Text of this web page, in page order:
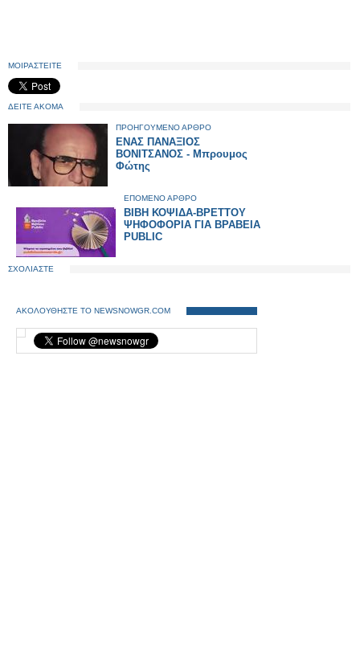
ΜΟΙΡΑΣΤΕΙΤΕ
ΔΕΙΤΕ ΑΚΟΜΑ
ΠΡΟΗΓΟΥΜΕΝΟ ΑΡΘΡΟ
ΕΝΑΣ ΠΑΝΑΞΙΟΣ
ΒΟΝΙΤΣΑΝΟΣ - Μπρουμος
Φώτης
ΕΠΟΜΕΝΟ ΑΡΘΡΟ
ΒΙΒΗ ΚΟΨΙΔΑ-ΒΡΕΤΤΟΥ
ΨΗΦΟΦΟΡΙΑ ΓΙΑ ΒΡΑΒΕΙΑ
PUBLIC
ΣΧΟΛΙΑΣΤΕ
ΑΚΟΛΟΥΘΗΣΤΕ ΤΟ NEWSNOWGR.COM